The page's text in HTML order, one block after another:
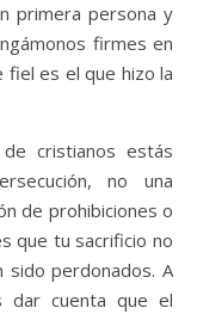
primera persona y
firmes en
es el que hizo la
cristianos estás
no una
de prohibiciones o
que tu sacrificio no
perdonados. A
cuenta que el